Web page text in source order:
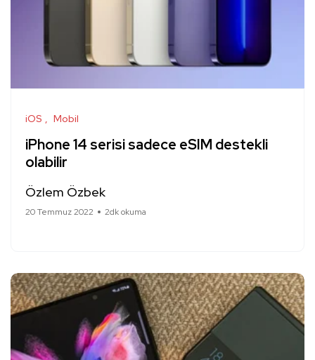
iOS Mobil
iPhone 14 serisi sadece eSIM destekli
olabilir
Özlem Özbek
20 Temmuz 2022 2dk okuma